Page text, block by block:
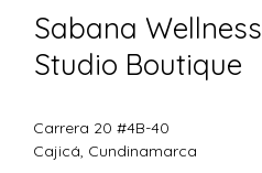
Sabana Wellness
Studio Boutique
Carrera 20 #4B-40
Cajicá, Cundinamarca